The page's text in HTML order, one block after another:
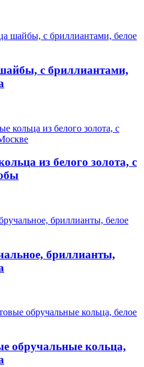
с бриллиантами,
из белого золота, с
бриллианты,
обручальные кольца,